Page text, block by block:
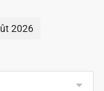
2026